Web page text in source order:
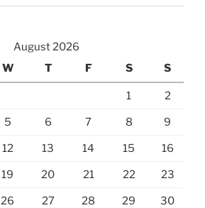
August 2026
W T F S S
1 2
5 6 7 8 9
12 13 14 15 16
19 20 21 22 23
26 27 28 29 30